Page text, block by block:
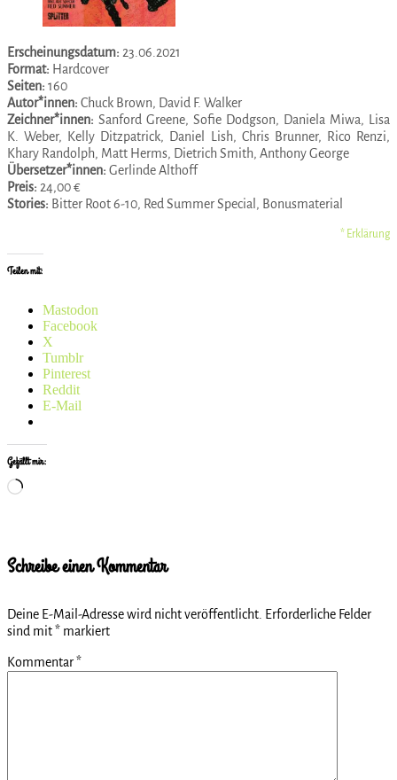
Erscheinungsdatum: 23.06.2021
Format: Hardcover
Seiten: 160
Autor*innen: Chuck Brown, David F. Walker
Zeichner*innen: Sanford Greene, Sofie Dodgson, Daniela Miwa, Lisa
K. Weber, Kelly Ditzpatrick, Daniel Lish, Chris Brunner, Rico Renzi,
Khary Randolph, Matt Herms, Dietrich Smith, Anthony George
Übersetzer*innen: Gerlinde Althoff
Preis: 24,00 €
Stories: Bitter Root 6-10, Red Summer Special, Bonusmaterial
* Erklärung
Teilen mit:
Mastodon
Facebook
X
Tumblr
Pinterest
Reddit
E-Mail
Gefällt mir:
Wird
Schreibe einen Kommentar
Deine E-Mail-Adresse wird nicht veröffentlicht. Erforderliche Felder
sind mit* markiert
Kommentar*